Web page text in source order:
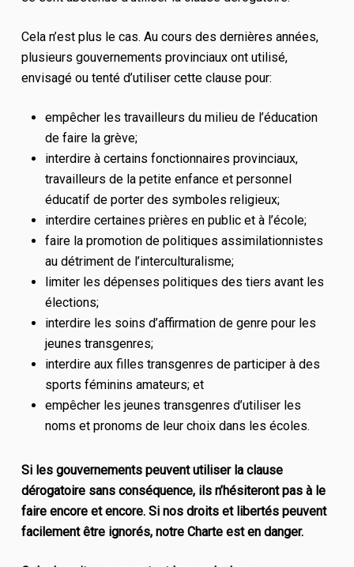
Cela n’est plus le cas. Au cours des dernières années,
plusieurs gouvernements provinciaux ont utilisé,
envisagé ou tenté d’utiliser cette clause pour:
empêcher les travailleurs du milieu de l’éducation
de faire la grève;
interdire à certains fonctionnaires provinciaux,
travailleurs de la petite enfance et personnel
éducatif de porter des symboles religieux;
interdire certaines prières en public et à l’école;
faire la promotion de politiques assimilationnistes
au détriment de l’interculturalisme;
limiter les dépenses politiques des tiers avant les
élections;
interdire les soins d’affirmation de genre pour les
jeunes transgenres;
interdire aux filles transgenres de participer à des
sports féminins amateurs; et
empêcher les jeunes transgenres d’utiliser les
noms et pronoms de leur choix dans les écoles.
Si les gouvernements peuvent utiliser la clause
dérogatoire sans conséquence, ils n’hésiteront pas à le
faire encore et encore. Si nos droits et libertés peuvent
facilement être ignorés, notre Charte est en danger.